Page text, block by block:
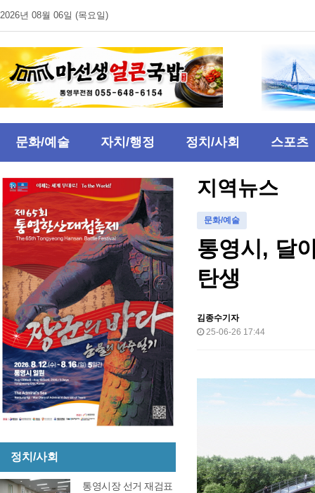
2026년 08월 06일 (목요일)
문화/예술 자치/행정 정치/사회 스포츠
정치/사회
통영시장 선거 재검표
지역뉴스
문화/예술
통영시, 달
탄생
김종수기자
25-06-26 17:44